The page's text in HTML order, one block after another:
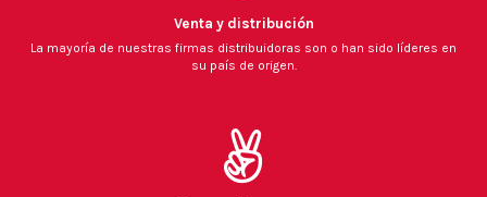
Venta y distribución
La mayoría de nuestras firmas distribuidoras son o han sido líderes en
su país de origen.